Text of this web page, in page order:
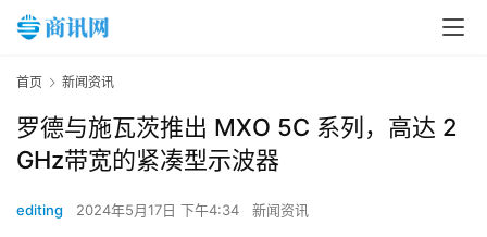
首页 新闻资讯
罗德与施瓦茨推出 MXO 5C 系列，高达 2
GHz带宽的紧凑型示波器
editing 2024年5月17日 下午4:34 新闻资讯